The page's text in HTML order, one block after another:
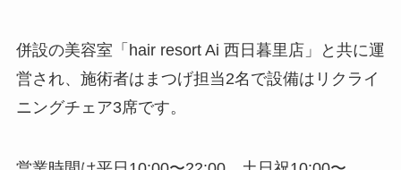
併設の美容室「hair resort Ai 西日暮里店」と共に運
営され、施術者はまつげ担当2名で設備はリクライ
ニングチェア3席です。